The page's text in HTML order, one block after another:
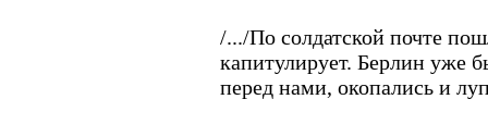
/.../По солдатской почте
капитулирует. Берлин уже
перед нами, окопались и